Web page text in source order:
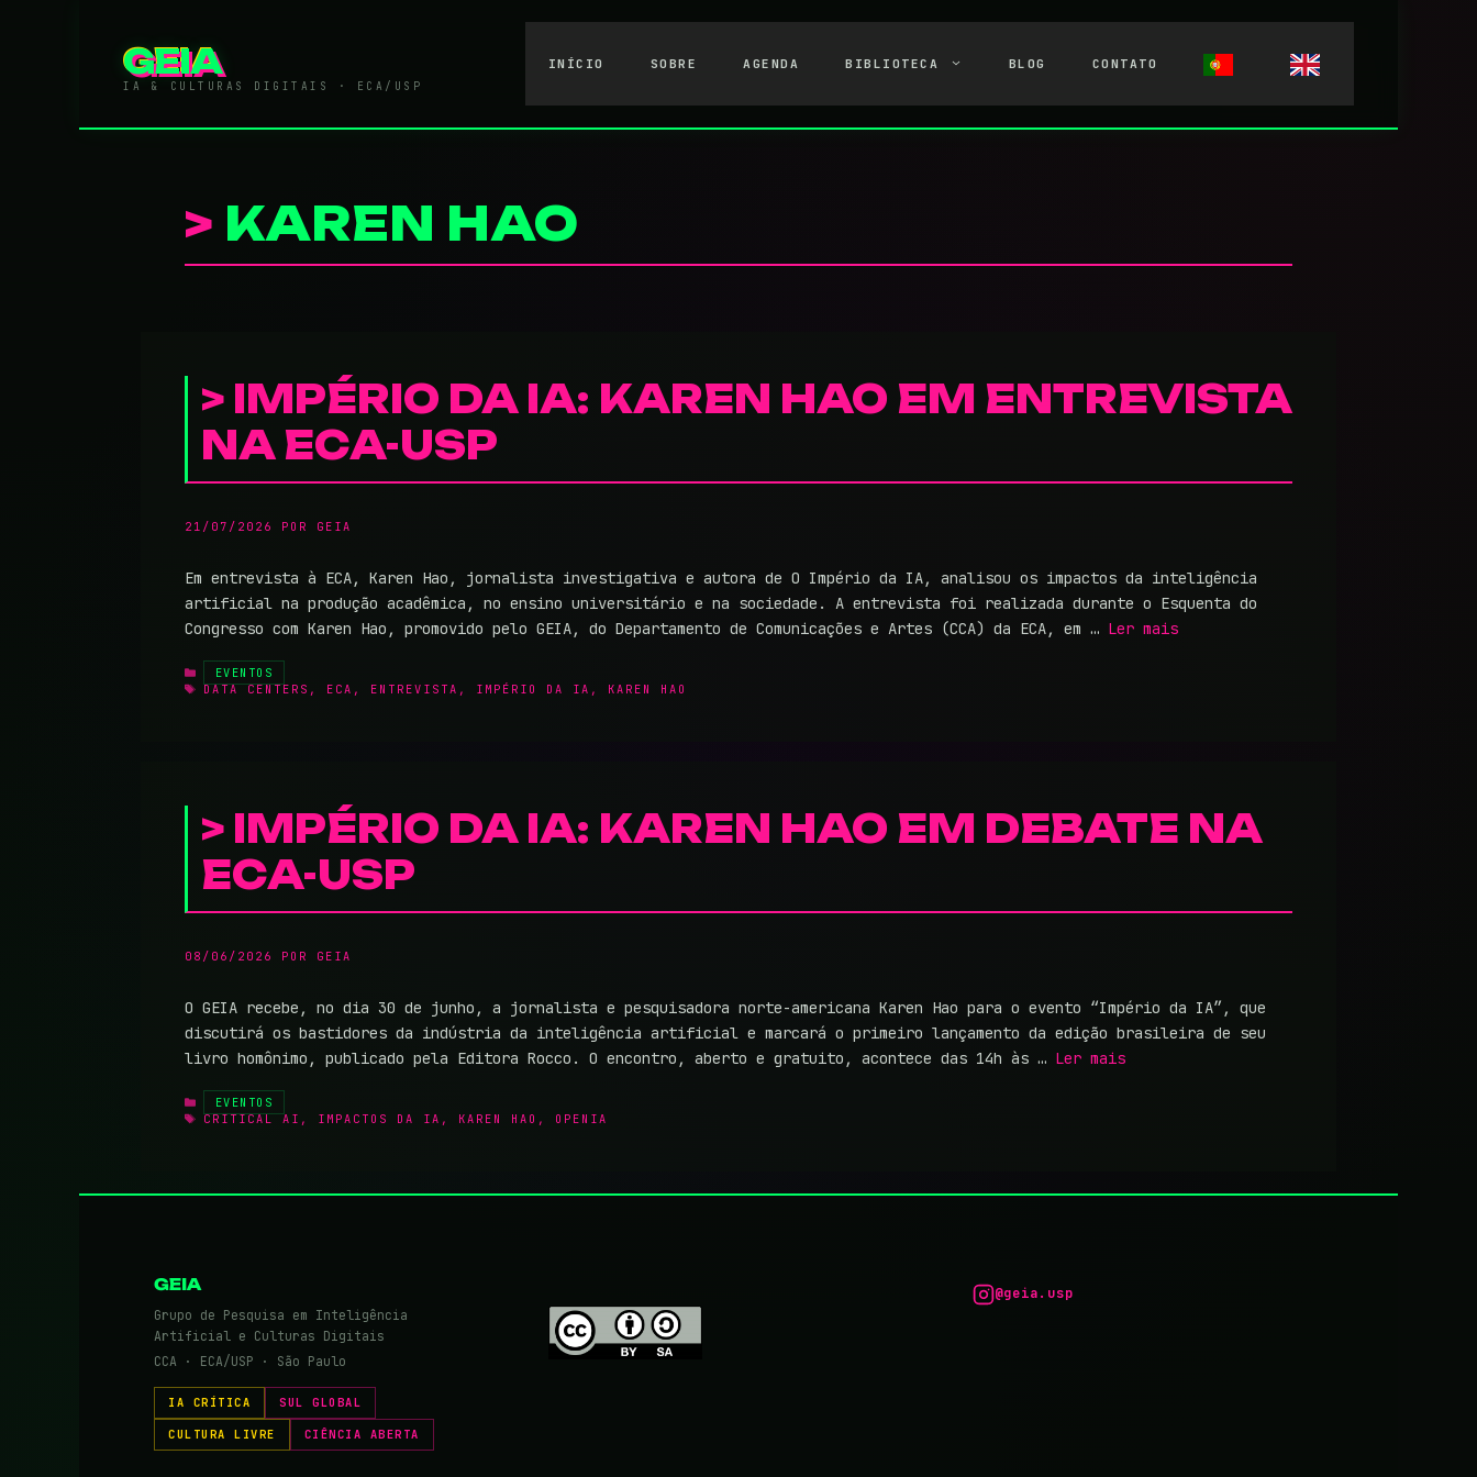
GEIA
IA & CULTURAS DIGITAIS · ECA/USP
INÍCIO SOBRE AGENDA BIBLIOTECA BLOG CONTATO
KAREN HAO
IMPÉRIO DA IA: KAREN HAO EM ENTREVISTA
NA ECA-USP
21/07/2026 POR GEIA
Em entrevista à ECA, Karen Hao, jornalista investigativa e autora de O Império da IA, analisou os impactos da inteligência
artificial na produção acadêmica, no ensino universitário e na sociedade. A entrevista foi realizada durante o Esquenta do
Congresso com Karen Hao, promovido pelo GEIA, do Departamento de Comunicações e Artes (CCA) da ECA, em … Ler mais
CATEGORIAS
EVENTOS
TAGS
DATA CENTERS , ECA , ENTREVISTA , IMPÉRIO DA IA , KAREN HAO
IMPÉRIO DA IA: KAREN HAO EM DEBATE NA
ECA-USP
08/06/2026 POR GEIA
O GEIA recebe, no dia 30 de junho, a jornalista e pesquisadora norte-americana Karen Hao para o evento “Império da IA”, que
discutirá os bastidores da indústria da inteligência artificial e marcará o primeiro lançamento da edição brasileira de seu
livro homônimo, publicado pela Editora Rocco. O encontro, aberto e gratuito, acontece das 14h às … Ler mais
CATEGORIAS
EVENTOS
TAGS
CRITICAL AI , IMPACTOS DA IA , KAREN HAO , OPENIA
GEIA
Grupo de Pesquisa em Inteligência
Artificial e Culturas Digitais
CCA · ECA/USP · São Paulo
IA CRÍTICA SUL GLOBAL
CULTURA LIVRE CIÊNCIA ABERTA
@geia.usp